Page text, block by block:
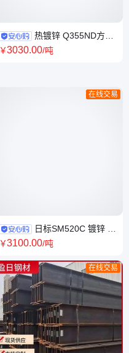
热镀锌 Q355ND方管
方通 库存充足 Q355C Q355D
￥3030.00/吨
在线交易
日标SM520C 镀锌 不
锈钢 热轧等边三角铁 工程结构
￥3100.00/吨
在线交易